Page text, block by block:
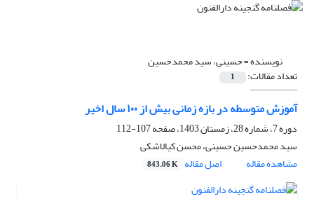
نویسنده =حسینی، سید محمدحسین
تعداد مقالات: 1
آموزش متوسطه در بازه زمانی بیش از ۱٠٠ سال اخیر
دوره 7، شماره 28، زمستان 1403، صفحه
107-112
سید محمدحسین حسینی، محسن کیالاشکی
مشاهده مقاله
اصل مقاله 843.06 K